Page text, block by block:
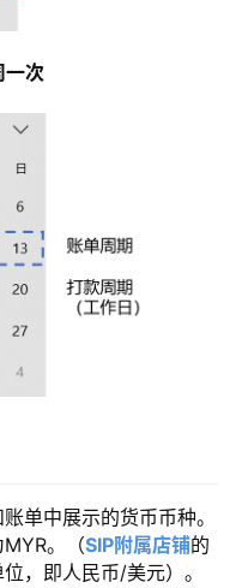
一次
单中展示的货币币种。
。（SIP附属店铺的
，即人民币/美元）。